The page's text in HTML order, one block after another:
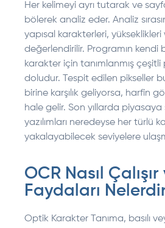
Her kelimeyi ayrı tutarak ve
bölerek analiz eder. Analiz
yapısal karakterleri, yükseklikleri
değerlendirilir. Programın kendi
karakter için tanımlanmış
doludur. Tespit edilen pikseller
birine karşılık geliyorsa, harfin
hale gelir. Son yıllarda
yazılımları neredeyse her türlü
yakalayabilecek seviyelere
OCR Nasıl Çalışır
Faydaları
Optik Karakter Tanıma, basılı